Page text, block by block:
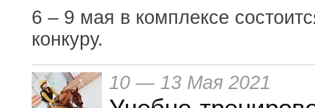
6 – 9 мая в комплексе
конкуру.
10 — 13 Мая 2021